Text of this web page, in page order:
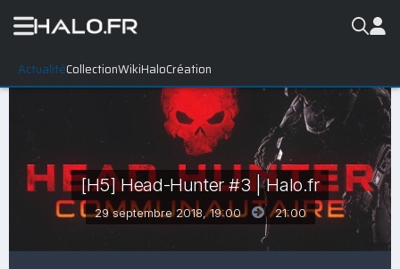
ActualitéCollectionWikiHaloCréation
[H5] Head-Hunter #3 | Halo.fr
29 septembre 2018, 19:00 21:00